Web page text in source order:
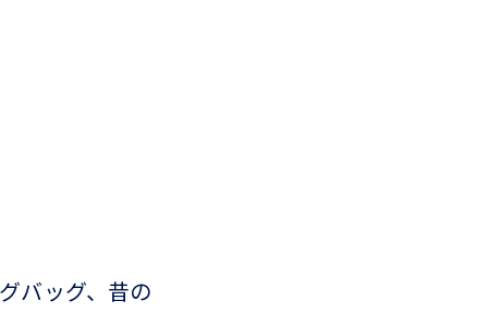
バッグ、昔の